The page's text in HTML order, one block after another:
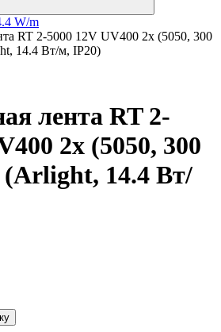
W/m
RT 2-5000 12V UV400 2x (5050, 300
14.4 Вт/м, IP20)
лента RT 2-
2x (5050, 300
14.4 Вт/